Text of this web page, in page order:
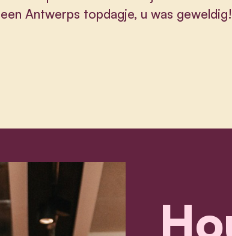
een Antwerps topdagje, u was geweldig!